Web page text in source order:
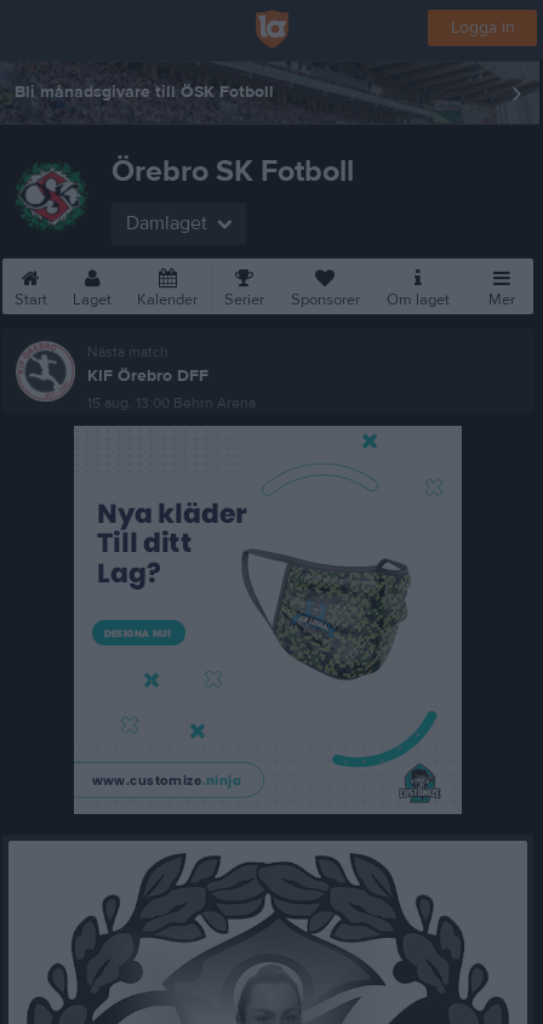
Logga in
Bli månadsgivare till ÖSK Fotboll
Örebro SK Fotboll
Damlaget
Start Laget Kalender Serier Sponsorer Om laget Mer
Nästa match
KIF Örebro DFF
15 aug, 13:00 Behrn Arena